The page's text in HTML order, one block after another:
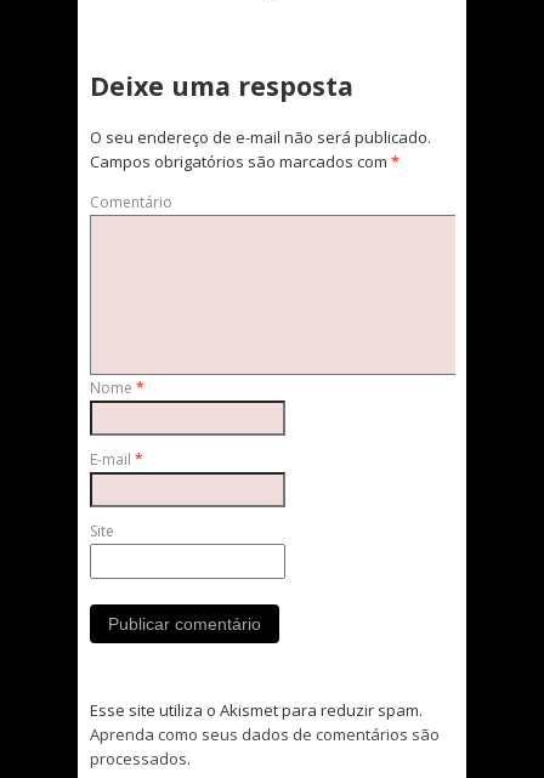
Deixe uma resposta
O seu endereço de e-mail não será publicado.
Campos obrigatórios são marcados com *
Comentário
Nome *
E-mail *
Site
Esse site utiliza o Akismet para reduzir spam.
Aprenda como seus dados de comentários são
processados.